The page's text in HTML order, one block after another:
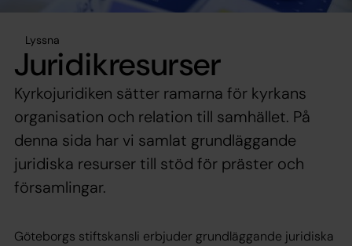
Lyssna
Juridikresurser
Kyrkojuridiken sätter ramarna för kyrkans
organisation och relation till samhället. På
denna sida har vi samlat grundläggande
juridiska resurser till stöd för präster och
församlingar.
Göteborgs stiftskansli erbjuder grundläggande juridiska